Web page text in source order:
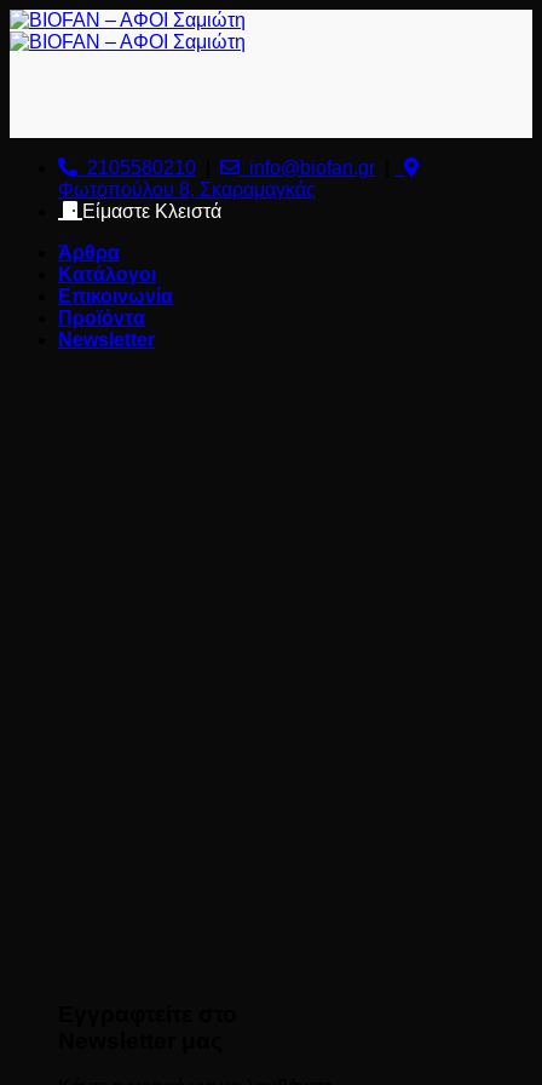
Μετάβαση
στο
2105580210 info@biofan.gr
Φωτοπούλου 8, Σκαραμαγκάς
Είμαστε Κλειστά
Άρθρα
Κατάλογοι
Επικοινωνία
Προϊόντα
Newsletter